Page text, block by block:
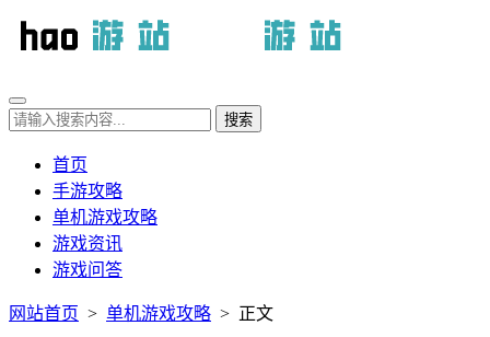
首页
手游攻略
单机游戏攻略
游戏资讯
游戏问答
网站首页 > 单机游戏攻略 > 正文